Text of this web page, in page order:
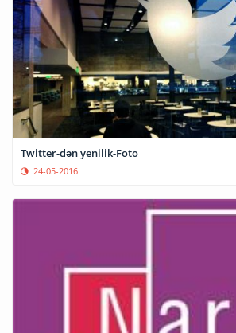
Twitter-dən yenilik-Foto
24-05-2016